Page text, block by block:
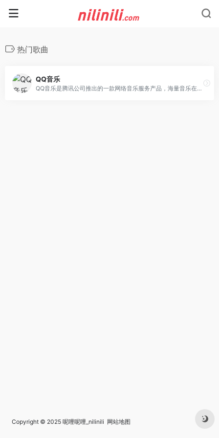
热门歌曲
QQ音乐
QQ音乐是腾讯公司推出的一款网络音乐服务产品，海量音乐在线试听、新歌热歌在线首发、歌词翻译、手机铃声下载、高品质无损音乐试听、海量无损曲库、正版音乐下载、空间背景音乐设置、MV观看等，是互联网音乐播放和下载的优选。
Copyright © 2025 呢哩呢哩_nilinili 网站地图